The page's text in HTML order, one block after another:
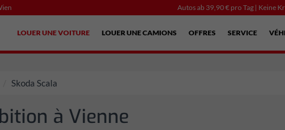
Autos ab 39,90 € pro Tag | Keine
LOUER UNE VOITURE LOUER UNE CAMIONS OFFRES SERVICE
Skoda Scala
à Vienne